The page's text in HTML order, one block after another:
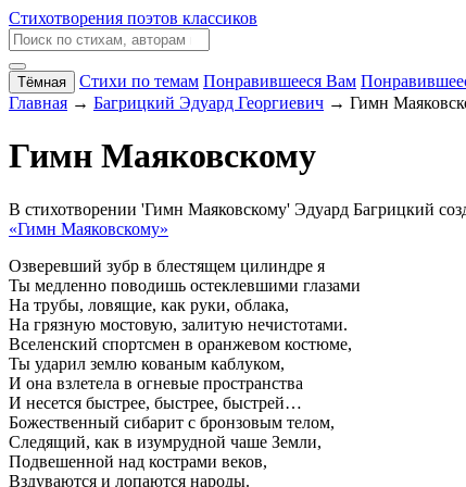
Стихотворения поэтов классиков
Тёмная Стихи по темам Понравившееся Вам
Главная → Багрицкий Эдуард Георгиевич → Гимн
Гимн Маяковскому
В стихотворении 'Гимн Маяковскому' Эдуард Багрицкий
«Гимн Маяковскому»
Озверевший зубр в блестящем цилиндре я
Ты медленно поводишь остеклевшими глазами
На трубы, ловящие, как руки, облака,
На грязную мостовую, залитую нечистотами.
Вселенский спортсмен в оранжевом костюме,
Ты ударил землю кованым каблуком,
И она взлетела в огневые пространства
И несется быстрее, быстрее, быстрей…
Божественный сибарит с бронзовым телом,
Следящий, как в изумрудной чаше Земли,
Подвешенной над кострами веков,
Вздуваются и лопаются народы.